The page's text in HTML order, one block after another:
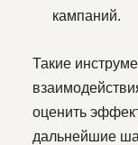
кампаний.
Такие
оценить
дальнейшие